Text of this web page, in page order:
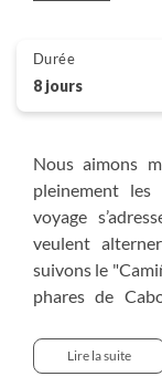
Nous aimons
pleinement les
voyage
veulent
suivons le
phares de
pas nous offre
l’Atlantique
Lire la suite
Durée
8 jours